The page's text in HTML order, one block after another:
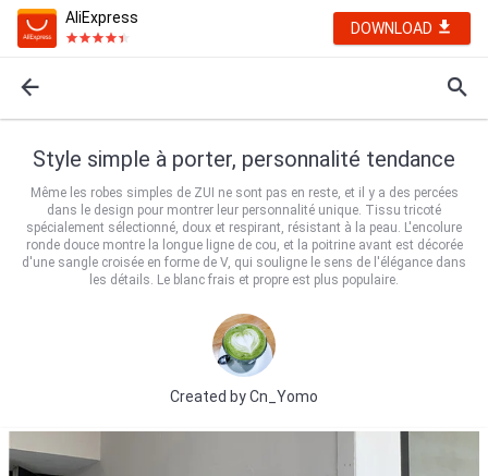
AliExpress
DOWNLOAD
Style simple à porter, personnalité tendance
Même les robes simples de ZUI ne sont pas en reste, et il y a des percées
dans le design pour montrer leur personnalité unique. Tissu tricoté
spécialement sélectionné, doux et respirant, résistant à la peau. L'encolure
ronde douce montre la longue ligne de cou, et la poitrine avant est décorée
d'une sangle croisée en forme de V, qui souligne le sens de l'élégance dans
les détails. Le blanc frais et propre est plus populaire.
Created byCn_Yomo